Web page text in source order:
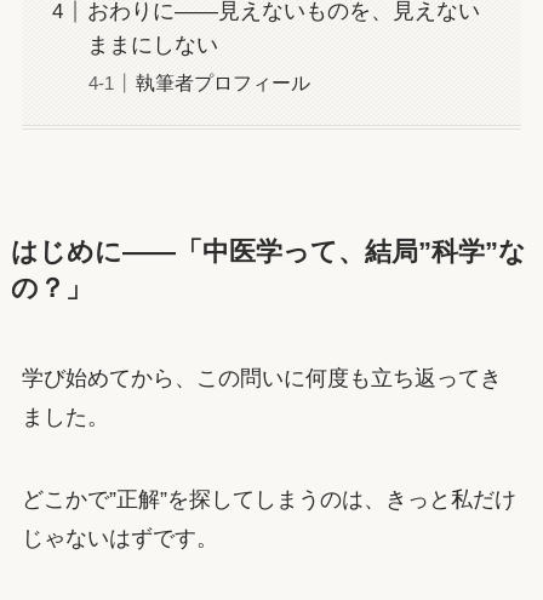
おわりに——見えないものを、見えない
ままにしない
執筆者プロフィール
はじめに——「中医学って、結局”科学”な
の？」
学び始めてから、この問いに何度も立ち返ってき
ました。
どこかで”正解”を探してしまうのは、きっと私だけ
じゃないはずです。